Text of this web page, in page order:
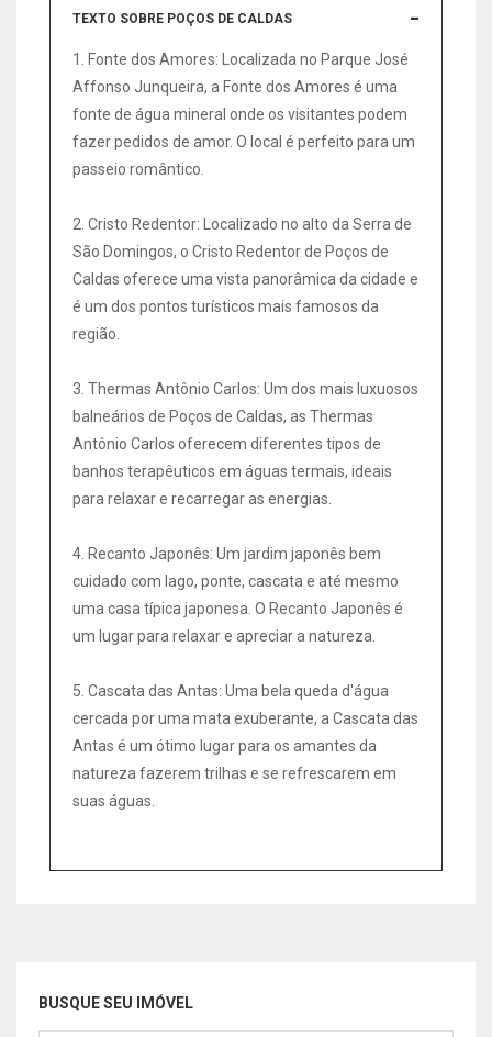
TEXTO SOBRE POÇOS DE CALDAS
1. Fonte dos Amores: Localizada no Parque José
Affonso Junqueira, a Fonte dos Amores é uma
fonte de água mineral onde os visitantes podem
fazer pedidos de amor. O local é perfeito para um
passeio romântico.
2. Cristo Redentor: Localizado no alto da Serra de
São Domingos, o Cristo Redentor de Poços de
Caldas oferece uma vista panorâmica da cidade e
é um dos pontos turísticos mais famosos da
região.
3. Thermas Antônio Carlos: Um dos mais luxuosos
balneários de Poços de Caldas, as Thermas
Antônio Carlos oferecem diferentes tipos de
banhos terapêuticos em águas termais, ideais
para relaxar e recarregar as energias.
4. Recanto Japonês: Um jardim japonês bem
cuidado com lago, ponte, cascata e até mesmo
uma casa típica japonesa. O Recanto Japonês é
um lugar para relaxar e apreciar a natureza.
5. Cascata das Antas: Uma bela queda d'água
cercada por uma mata exuberante, a Cascata das
Antas é um ótimo lugar para os amantes da
natureza fazerem trilhas e se refrescarem em
suas águas.
BUSQUE SEU IMÓVEL